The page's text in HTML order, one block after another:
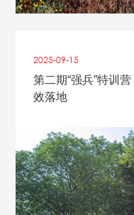
2025-09-15
第二期“强兵”特训
效落地